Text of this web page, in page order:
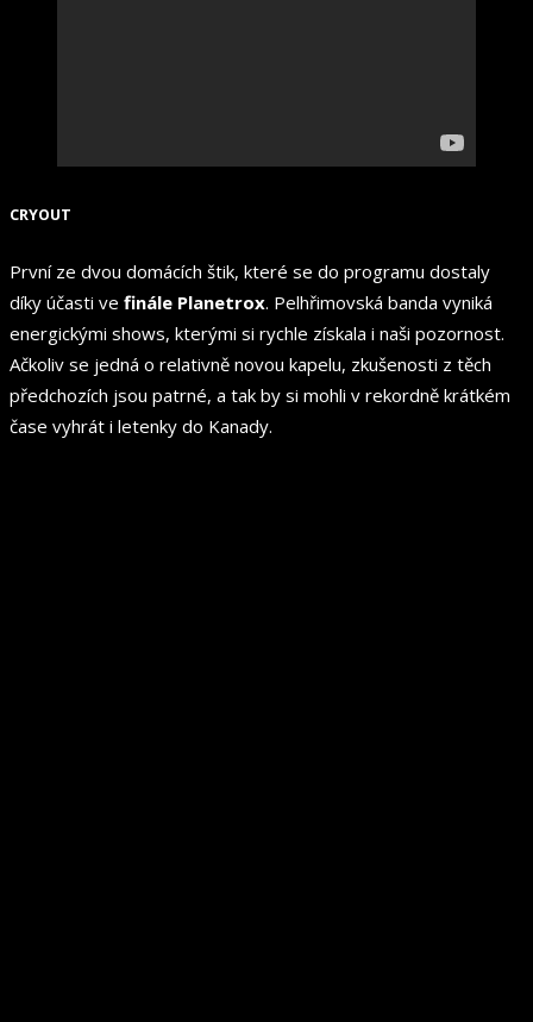
CRYOUT
První ze dvou domácích štik, které se do programu dostaly
díky účasti ve finále Planetrox. Pelhřimovská banda vyniká
energickými shows, kterými si rychle získala i naši pozornost.
Ačkoliv se jedná o relativně novou kapelu, zkušenosti z těch
předchozích jsou patrné, a tak by si mohli v rekordně krátkém
čase vyhrát i letenky do Kanady.